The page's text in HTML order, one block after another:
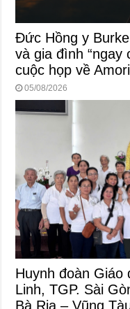
Đức Hồng y
và gia đình
cuộc họp về
05/08/2026
Huynh đoàn
Linh, TGP. Sài
Bà Rịa – Vũng